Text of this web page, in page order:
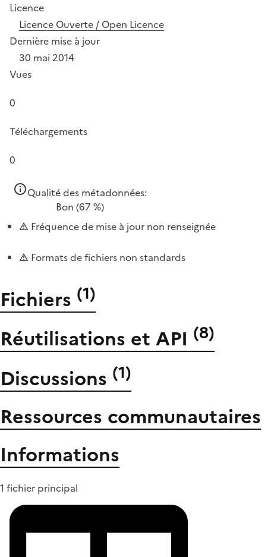
Licence
Licence Ouverte / Open Licence
Dernière mise à jour
30 mai 2014
Vues
0
Téléchargements
0
Qualité des métadonnées:
Bon (67 %)
Fréquence de mise à jour non renseignée
Formats de fichiers non standards
Fichiers (1)
Réutilisations et API (8)
Discussions (1)
Ressources communautaires
Informations
1 fichier principal